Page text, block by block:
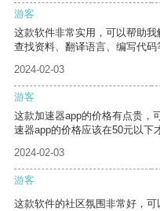
游客
这款软件非常实用，可以帮助
查找资料、翻译语言、编写代码
2024-02-03
游客
这款加速器app的价格有点贵，
速器app的价格应该在50元以下
2024-02-03
游客
这款软件的社区氛围非常好，可